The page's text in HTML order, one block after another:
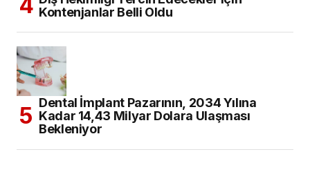
Kontenjanlar Belli Oldu
Dental İmplant Pazarının, 2034 Yılına
Kadar 14,43 Milyar Dolara Ulaşması
Bekleniyor